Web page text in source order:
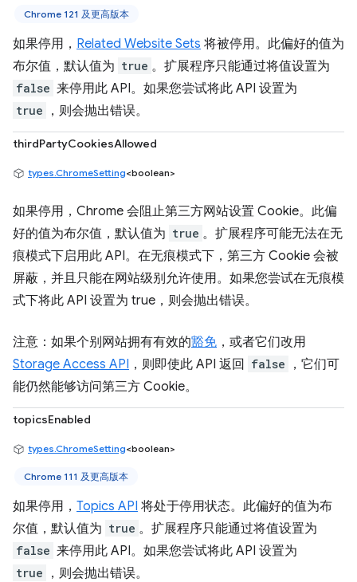
Chrome 121 及更高版本
如果停用， Related Website Sets 将被停用。此偏好的值为
布尔值，默认值为 true 。扩展程序只能通过将值设置为
false 来停用此 API。如果您尝试将此 API 设置为
true ，则会抛出错误。
thirdPartyCookiesAllowed
types.ChromeSetting<boolean>
如果停用，Chrome 会阻止第三方网站设置 Cookie。此偏
好的值为布尔值，默认值为 true 。扩展程序可能无法在无
痕模式下启用此 API。在无痕模式下，第三方 Cookie 会被
屏蔽，并且只能在网站级别允许使用。如果您尝试在无痕模
式下将此 API 设置为 true，则会抛出错误。
注意：如果个别网站拥有有效的豁免 ，或者它们改用
Storage Access API ，则即使此 API 返回 false
，它们可
能仍然能够访问第三方 Cookie。
topicsEnabled
types.ChromeSetting<boolean>
Chrome 111 及更高版本
如果停用， Topics API 将处于停用状态。此偏好的值为布
尔值，默认值为 true 。扩展程序只能通过将值设置为
false 来停用此 API。如果您尝试将此 API 设置为
true ，则会抛出错误。